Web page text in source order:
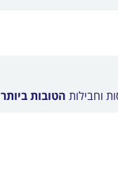
וחבילות הטובות ביותר